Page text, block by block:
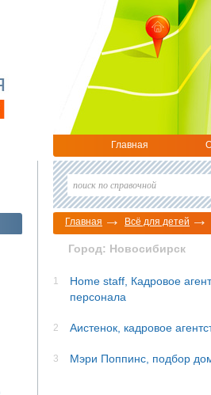
Главная
Главная Всё для детей
Город: Новосибирск
1
Home staff, Кадровое
персонала
2 Аистенок, кадровое
3 Мэри Поппинс, подбор